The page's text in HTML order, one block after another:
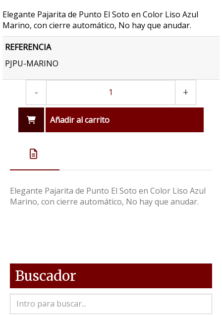
Elegante Pajarita de Punto El Soto en Color Liso Azul
Marino, con cierre automático, No hay que anudar.
REFERENCIA
PJPU-MARINO
- +
Añadir al carrito
Elegante Pajarita de Punto El Soto en Color Liso Azul
Marino, con cierre automático, No hay que anudar.
Buscador